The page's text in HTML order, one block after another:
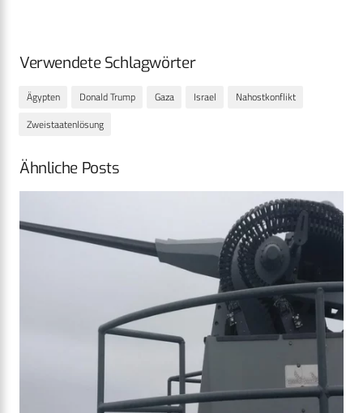
Verwendete Schlagwörter
Ägypten Donald Trump Gaza Israel
Nahostkonflikt
Zweistaatenlösung
Ähnliche Posts